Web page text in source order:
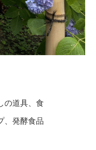
の道具、食
、発酵食品